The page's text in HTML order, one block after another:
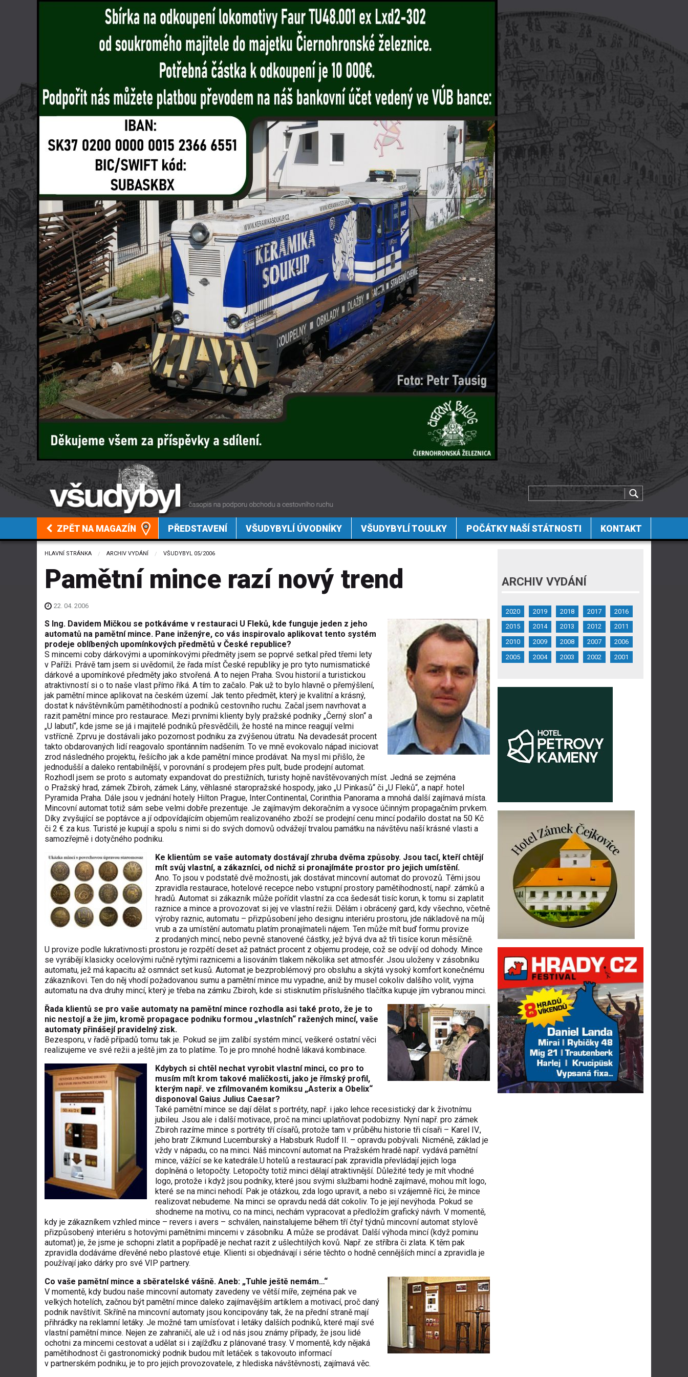
ZPĚT NA MAGAZÍN PŘEDSTAVENÍ VŠUDYBYLÍ ÚVODNÍKY VŠUDYBYLÍ TOULKY POČÁTKY NAŠÍ STÁTNOSTI KONTAKT
HLAVNÍ STRÁNKA ARCHIV VYDÁNÍ VŠUDYBYL 05/2006
Pamětní mince razí nový trend
22. 04. 2006
S Ing. Davidem Mičkou se potkáváme v restauraci U Fleků, kde funguje jeden z jeho
automatů na pamětní mince. Pane inženýre, co vás inspirovalo aplikovat tento systém
prodeje oblíbených upomínkových předmětů v České republice?
S mincemi coby dárkovými a upomínkovými předměty jsem se poprvé setkal před třemi lety
v Paříži. Právě tam jsem si uvědomil, že řada míst České republiky je pro tyto numismatické
dárkové a upomínkové předměty jako stvořená. A to nejen Praha. Svou historií a turistickou
atraktivností si o to naše vlast přímo říká. A tím to začalo. Pak už to bylo hlavně o přemýšlení,
jak pamětní mince aplikovat na českém území. Jak tento předmět, který je kvalitní a krásný,
dostat k návštěvníkům pamětihodností a podniků cestovního ruchu. Začal jsem navrhovat a
razit pamětní mince pro restaurace. Mezi prvními klienty byly pražské podniky „Černý slon“ a
„U labutí“, kde jsme se já i majitelé podniků přesvědčili, že hosté na mince reagují velmi
vstřícně. Zprvu je dostávali jako pozornost podniku za zvýšenou útratu. Na devadesát procent
takto obdarovaných lidí reagovalo spontánním nadšením. To ve mně evokovalo nápad iniciovat
zrod následného projektu, řešícího jak a kde pamětní mince prodávat. Na mysl mi přišlo, že
jednodušší a daleko rentabilnější, v porovnání s prodejem přes pult, bude prodejní automat.
Rozhodl jsem se proto s automaty expandovat do prestižních, turisty hojně navštěvovaných míst. Jedná se zejména
o Pražský hrad, zámek Zbiroh, zámek Lány, věhlasné staropražské hospody, jako „U Pinkasů“ či „U Fleků“, a např. hotel
Pyramida Praha. Dále jsou v jednání hotely Hilton Prague, Inter.Continental, Corinthia Panorama a mnohá další zajímavá místa.
Mincovní automat totiž sám sebe velmi dobře prezentuje. Je zajímavým dekoračním a vysoce účinným propagačním prvkem.
Díky zvyšující se poptávce a jí odpovídajícím objemům realizovaného zboží se prodejní cenu mincí podařilo dostat na 50 Kč
či 2 € za kus. Turisté je kupují a spolu s nimi si do svých domovů odvážejí trvalou památku na návštěvu naší krásné vlasti a
samozřejmě i dotyčného podniku.
Ke klientům se vaše automaty dostávají zhruba dvěma způsoby. Jsou tací, kteří chtějí
mít svůj vlastní, a zákazníci, od nichž si pronajímáte prostor pro jejich umístění.
Ano. To jsou v podstatě dvě možnosti, jak dostávat mincovní automat do provozů. Těmi jsou
zpravidla restaurace, hotelové recepce nebo vstupní prostory pamětihodností, např. zámků a
hradů. Automat si zákazník může pořídit vlastní za cca šedesát tisíc korun, k tomu si zaplatit
raznice a mince a provozovat si jej ve vlastní režii. Dělám i obrácený gard, kdy všechno, včetně
výroby raznic, automatu – přizpůsobení jeho designu interiéru prostoru, jde nákladově na můj
vrub a za umístění automatu platím pronajímateli nájem. Ten může mít buď formu provize
z prodaných mincí, nebo pevně stanovené částky, jež bývá dva až tři tisíce korun měsíčně.
U provize podle lukrativnosti prostoru je rozpětí deset až patnáct procent z objemu prodeje, což se odvíjí od dohody. Mince
se vyrábějí klasicky ocelovými ručně rytými raznicemi a lisováním tlakem několika set atmosfér. Jsou uloženy v zásobníku
automatu, jež má kapacitu až osmnáct set kusů. Automat je bezproblémový pro obsluhu a skýtá vysoký komfort konečnému
zákazníkovi. Ten do něj vhodí požadovanou sumu a pamětní mince mu vypadne, aniž by musel cokoliv dalšího volit, vyjma
automatu na dva druhy mincí, který je třeba na zámku Zbiroh, kde si stisknutím příslušného tlačítka kupuje jím vybranou minci.
Řada klientů se pro vaše automaty na pamětní mince rozhodla asi také proto, že je to
nic nestojí a že jim, kromě propagace podniku formou „vlastních“ ražených mincí, vaše
automaty přinášejí pravidelný zisk.
Bezesporu, v řadě případů tomu tak je. Pokud se jim zalíbí systém mincí, veškeré ostatní věci
realizujeme ve své režii a ještě jim za to platíme. To je pro mnohé hodně lákavá kombinace.
Kdybych si chtěl nechat vyrobit vlastní minci, co pro to
musím mít krom takové maličkosti, jako je římský profil,
kterým např. ve zfilmovaném komiksu „Asterix a Obelix“
disponoval Gaius Julius Caesar?
Také pamětní mince se dají dělat s portréty, např. i jako lehce recesistický dar k životnímu
jubileu. Jsou ale i další motivace, proč na minci uplatňovat podobizny. Nyní např. pro zámek
Zbiroh razíme mince s portréty tří císařů, protože tam v průběhu historie tři císaři – Karel IV.,
jeho bratr Zikmund Lucemburský a Habsburk Rudolf II. – opravdu pobývali. Nicméně, základ je
vždy v nápadu, co na minci. Náš mincovní automat na Pražském hradě např. vydává pamětní
mince, vážící se ke katedrále.U hotelů a restaurací pak zpravidla převládají jejich loga
doplněná o letopočty. Letopočty totiž minci dělají atraktivnější. Důležité tedy je mít vhodné
logo, protože i když jsou podniky, které jsou svými službami hodně zajímavé, mohou mít logo,
které se na minci nehodí. Pak je otázkou, zda logo upravit, a nebo si vzájemně říci, že mince
realizovat nebudeme. Na minci se opravdu nedá dát cokoliv. To je její nevýhoda. Pokud se
shodneme na motivu, co na minci, nechám vypracovat a předložím grafický návrh. V momentě,
kdy je zákazníkem vzhled mince – revers i avers – schválen, nainstalujeme během tří čtyř týdnů mincovní automat stylově
přizpůsobený interiéru s hotovými pamětními mincemi v zásobníku. A může se prodávat. Další výhoda mincí (když pominu
automat) je, že jsme je schopni zlatit a popřípadě je nechat razit z ušlechtilých kovů. Např. ze stříbra či zlata. K těm pak
zpravidla dodáváme dřevěné nebo plastové etuje. Klienti si objednávají i série těchto o hodně cennějších mincí a zpravidla je
používají jako dárky pro své VIP partnery.
Co vaše pamětní mince a sběratelské vášně. Aneb: „Tuhle ještě nemám…“
V momentě, kdy budou naše mincovní automaty zavedeny ve větší míře, zejména pak ve
velkých hotelích, začnou být pamětní mince daleko zajímavějším artiklem a motivací, proč daný
podnik navštívit. Skříně na mincovní automaty jsou koncipovány tak, že na přední straně mají
přihrádky na reklamní letáky. Je možné tam umísťovat i letáky dalších podniků, které mají své
vlastní pamětní mince. Nejen ze zahraničí, ale už i od nás jsou známy případy, že jsou lidé
ochotni za mincemi cestovat a udělat si i zajížďku z plánované trasy. V momentě, kdy nějaká
pamětihodnost či gastronomický podnik budou mít letáček s takovouto informací
v partnerském podniku, je to pro jejich provozovatele, z hlediska návštěvnosti, zajímavá věc.
ARCHIV VYDÁNÍ
2020 2019 2018 2017
2016
2015
2014 2013 2012
2011
2010
2009 2008 2007
2006
2005
2004 2003 2002 2001